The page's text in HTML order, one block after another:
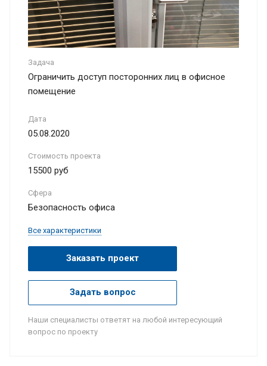
Задача
Ограничить доступ посторонних лиц в офисное
помещение
Дата
05.08.2020
Стоимость проекта
15500 руб
Сфера
Безопасность офиса
Все характеристики
Заказать проект
Задать вопрос
Наши специалисты ответят на любой интересующий
вопрос по проекту